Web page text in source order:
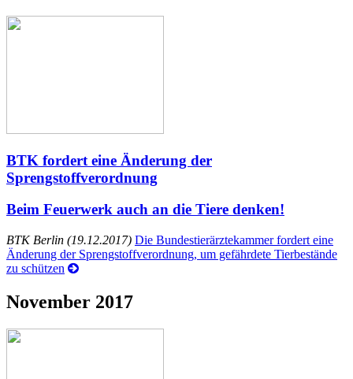
BTK fordert eine Änderung der
Sprengstoffverordnung
Beim Feuerwerk auch an die Tiere denken!
BTK Berlin (19.12.2017) Die Bundestierärztekammer fordert eine
Änderung der Sprengstoffverordnung, um gefährdete Tierbestände
zu schützen
November 2017